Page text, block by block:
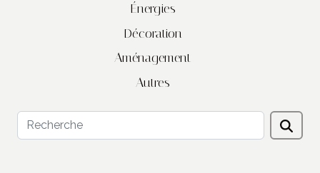
Énergies
Décoration
Aménagement
Autres